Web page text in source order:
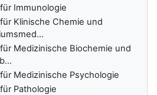
Immunologie
Klinische Chemie und
Medizinische Biochemie und
Medizinische Psychologie
Pathologie